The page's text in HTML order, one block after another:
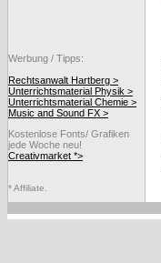
Werbung / Tipps:
Rechtsanwalt Hartberg >
Unterrichtsmaterial Physik >
Unterrichtsmaterial Chemie >
Music and Sound FX >
Kostenlose Fonts/ Grafiken
jede Woche neu!
Creativmarket *>
* Affiliate.